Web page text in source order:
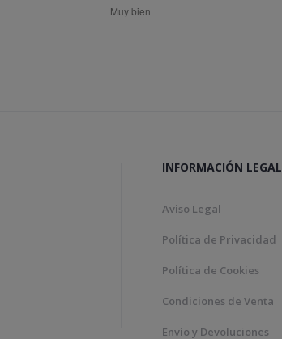
Muy bien
INFORMACIÓN LEGAL
Aviso Legal
Política de Privacidad
Política de Cookies
Condiciones de Venta
Envío y Devoluciones